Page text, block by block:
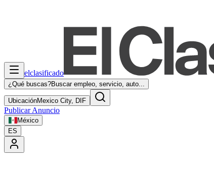
elclasificado
¿Qué buscas?Buscar empleo, servicio, auto...
UbicaciónMexico City, DIF
Publicar Anuncio
México
ES